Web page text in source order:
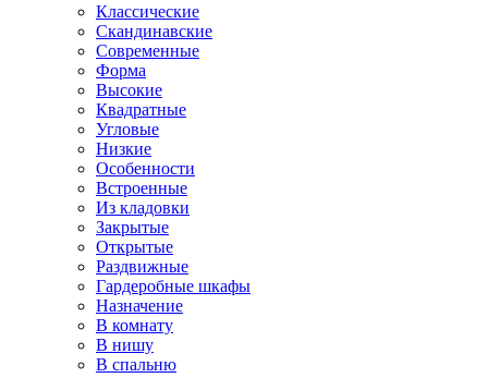
Классические
Скандинавские
Современные
Форма
Высокие
Квадратные
Угловые
Низкие
Особенности
Встроенные
Из кладовки
Закрытые
Открытые
Раздвижные
Гардеробные шкафы
Назначение
В комнату
В нишу
В спальню